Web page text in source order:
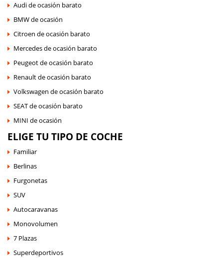
Audi de ocasión barato
BMW de ocasión
Citroen de ocasión barato
Mercedes de ocasión barato
Peugeot de ocasión barato
Renault de ocasión barato
Volkswagen de ocasión barato
SEAT de ocasión barato
MINI de ocasión
ELIGE TU TIPO DE COCHE
Familiar
Berlinas
Furgonetas
SUV
Autocaravanas
Monovolumen
7 Plazas
Superdeportivos